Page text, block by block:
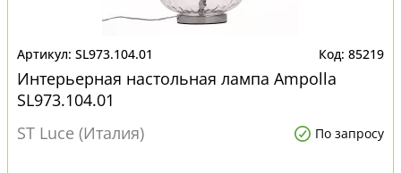
SL973.104.01 85219
Интерьерная настольная лампа Ampolla
SL973.104.01
ST Luce (Италия)
По запросу